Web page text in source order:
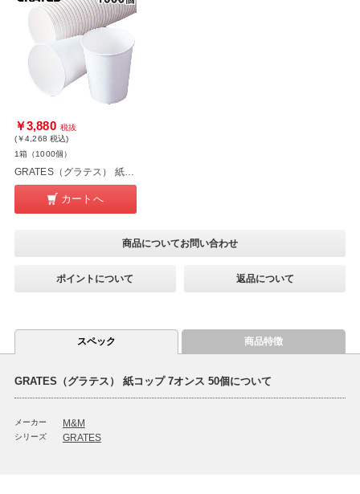
￥3,880 税抜
(￥4,268 税込)
1箱（1000個）
GRATES（グラテス） 紙コップ 7オンス 1000個 1箱
カートへ
商品についてお問い合わせ
ポイントについて 返品について
スペック 商品特徴
GRATES（グラテス） 紙コップ 7オンス 50個について
メーカー M&M
シリーズ GRATES